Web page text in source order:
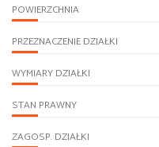
POWIERZCHNIA
PRZEZNACZENIE DZIAŁKI
WYMIARY DZIAŁKI
STAN PRAWNY
ZAGOSP. DZIAŁKI